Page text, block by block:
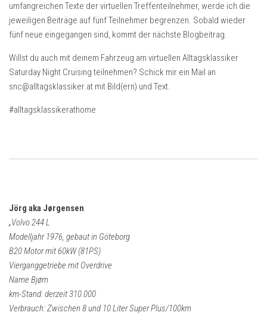
umfangreichen Texte der virtuellen Treffenteilnehmer, werde ich die
jeweiligen Beiträge auf fünf Teilnehmer begrenzen. Sobald wieder
fünf neue eingegangen sind, kommt der nächste Blogbeitrag.
Willst du auch mit deinem Fahrzeug am virtuellen Alltagsklassiker
Saturday Night Cruising teilnehmen? Schick mir ein Mail an
snc@alltagsklassiker.at mit Bild(ern) und Text.
#alltagsklassikerathome
Jörg aka Jørgensen
„Volvo 244 L
Modelljahr 1976, gebaut in Göteborg
B20 Motor mit 60kW (81PS)
Vierganggetriebe mit Overdrive
Name Bjørn
km-Stand: derzeit 310.000
Verbrauch: Zwischen 8 und 10 Liter Super Plus/100km